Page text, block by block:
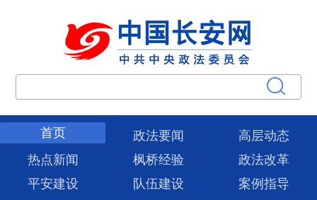
首页 政法要闻
高层动态
热点新闻
枫桥经验
政法改革
平安建设
队伍建设
案例指导